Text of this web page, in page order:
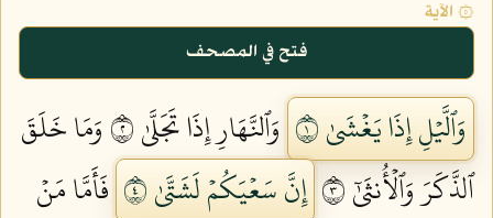
۞ الآية
فتح في المصحف
وَٱلَّيۡلِ إِذَا يَغۡشَىٰ ١ وَٱلنَّهَارِ إِذَا تَجَلَّىٰ ٢
وَمَا خَلَقَ
ٱلذَّكَرَ وَٱلۡأُنثَىٰٓ ٣
إِنَّ سَعۡيَكُمۡ لَشَتَّىٰ ٤
فَأَمَّا مَنۡ